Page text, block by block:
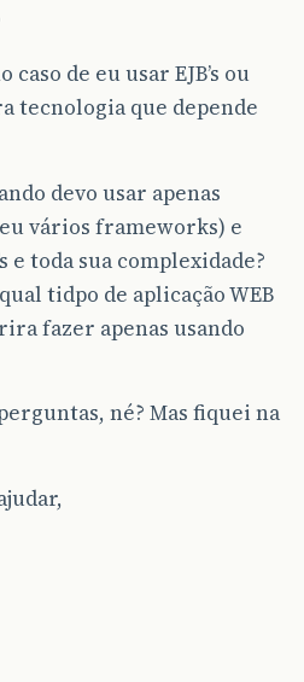
caso de eu usar EJB’s ou
tecnologia que depende
devo usar apenas
vários frameworks) e
e toda sua complexidade?
tidpo de aplicação WEB
fazer apenas usando
né? Mas fiquei na